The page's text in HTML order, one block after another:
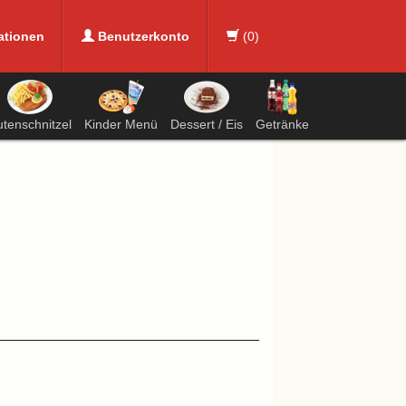
Benutzerkonto (0)
Kinder Menü Dessert / Eis Getränke